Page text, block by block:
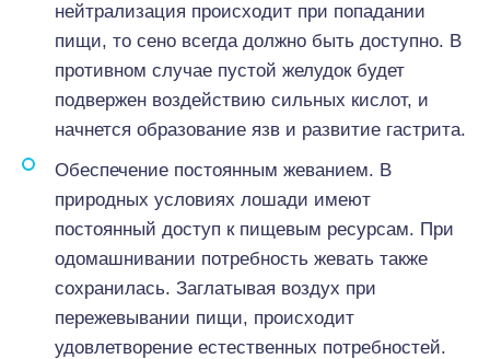
нейтрализация происходит при попадании
пищи, то сено всегда должно быть доступно. В
противном случае пустой желудок будет
подвержен воздействию сильных кислот, и
начнется образование язв и развитие гастрита.
Обеспечение постоянным жеванием. В
природных условиях лошади имеют
постоянный доступ к пищевым ресурсам. При
одомашнивании потребность жевать также
сохранилась. Заглатывая воздух при
пережевывании пищи, происходит
удовлетворение естественных потребностей.